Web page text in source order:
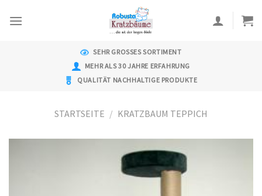
SEHR GROSSES SORTIMENT
MEHR ALS 30 JAHRE ERFAHRUNG
QUALITÄT NACHHALTIGE PRODUKTE
STARTSEITE / KRATZBAUM TEPPICH